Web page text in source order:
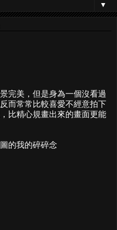
▼
完美，但是身為一個沒看過
而常常比較喜愛不經意拍下
比精心規畫出來的畫面更能
的我的碎碎念